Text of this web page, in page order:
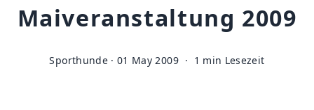
Maiveranstaltung 2009
Sporthunde·01 May 2009· 1 min Lesezeit